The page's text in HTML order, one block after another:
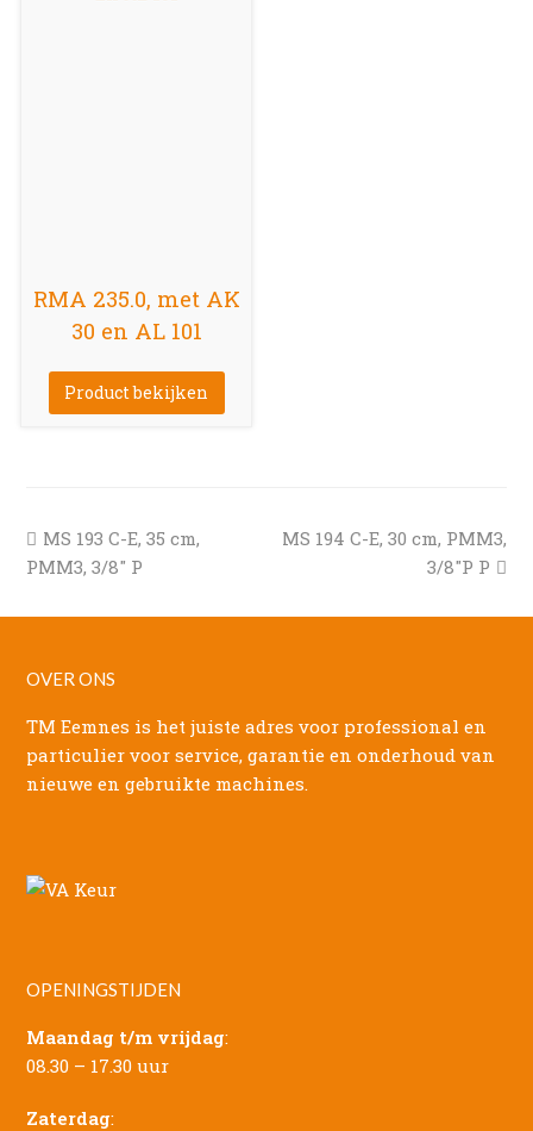
RMA 235.0, met AK
30 en AL 101
Product bekijken
previous
post:
MS 193 C-E, 35 cm,
PMM3, 3/8″ P
next
MS 194 C-E, 30 cm, PMM3,
3/8″P P
OVER ONS
TM Eemnes is het juiste adres voor professional en
particulier voor service, garantie en onderhoud van
nieuwe en gebruikte machines.
OPENINGSTIJDEN
Maandag t/m vrijdag:
08.30 – 17.30 uur
Zaterdag: